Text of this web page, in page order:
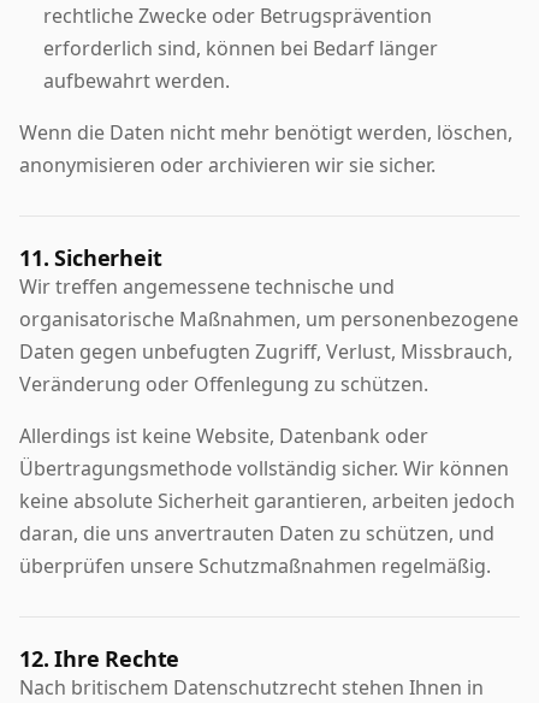
rechtliche Zwecke oder Betrugsprävention
erforderlich sind, können bei Bedarf länger
aufbewahrt werden.
Wenn die Daten nicht mehr benötigt werden, löschen,
anonymisieren oder archivieren wir sie sicher.
11. Sicherheit
Wir treffen angemessene technische und
organisatorische Maßnahmen, um personenbezogene
Daten gegen unbefugten Zugriff, Verlust, Missbrauch,
Veränderung oder Offenlegung zu schützen.
Allerdings ist keine Website, Datenbank oder
Übertragungsmethode vollständig sicher. Wir können
keine absolute Sicherheit garantieren, arbeiten jedoch
daran, die uns anvertrauten Daten zu schützen, und
überprüfen unsere Schutzmaßnahmen regelmäßig.
12. Ihre Rechte
Nach britischem Datenschutzrecht stehen Ihnen in